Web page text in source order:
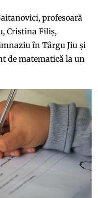
profesoară
Cristina Filiș,
în Târgu Jiu și
de matematică la un